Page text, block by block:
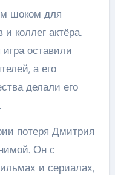
шоком для
коллег актёра.
оставили
а его
делали его
потеря Дмитрия
Он с
и сериалах,